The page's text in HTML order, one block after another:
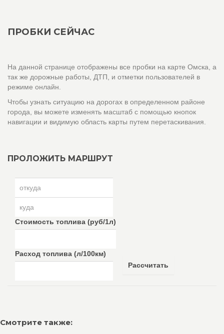
ПРОБКИ СЕЙЧАС
На данной странице отображены все пробки на карте Омска, а
так же дорожные работы, ДТП, и отметки пользователей в
режиме онлайн.
Чтобы узнать ситуацию на дорогах в определенном районе
города, вы можете изменять масштаб с помощью кнопок
навигации и видимую область карты путем перетаскивания.
ПРОЛОЖИТЬ МАРШРУТ
Стоимость топлива (руб/1л)
Расход топлива (л/100км)
Рассчитать
Смотрите также: